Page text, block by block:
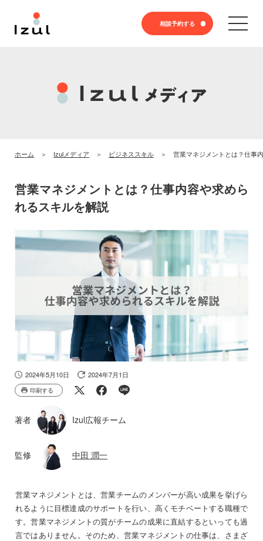
相談予約する
ホーム Izulメディア ビジネススキル 営業マネジメントとは？仕事
営業マネジメントとは？仕事内容や求めら
れるスキルを解説
2024年5月10日 2024年7月1日
印刷する
著者 Izul広報チーム
監修 中田 潤一
営業マネジメントとは、営業チームのメンバーが高い成果を挙げら
れるように目標達成のサポートを行い、高くモチベートする職種で
す。営業マネジメントの質がチームの成果に直結するといっても過
言ではありません。そのため、営業マネジメントの仕事は、さまざ